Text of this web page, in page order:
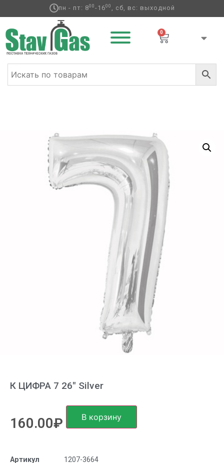
пн - пт: 800-1600 , сб, вс: выходной
0
К ЦИФРА 7 26″ Silver
160.00₽ В корзину
Артикул
1207-3664